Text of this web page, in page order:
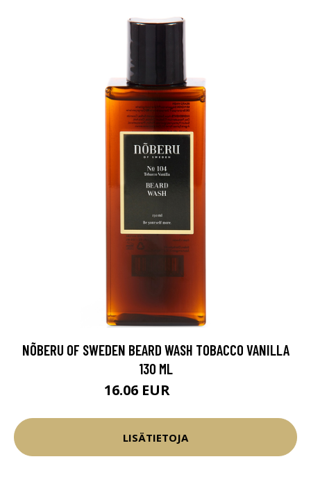
NÕBERU OF SWEDEN BEARD WASH TOBACCO VANILLA
130 ML
16.06 EUR
LISÄTIETOJA